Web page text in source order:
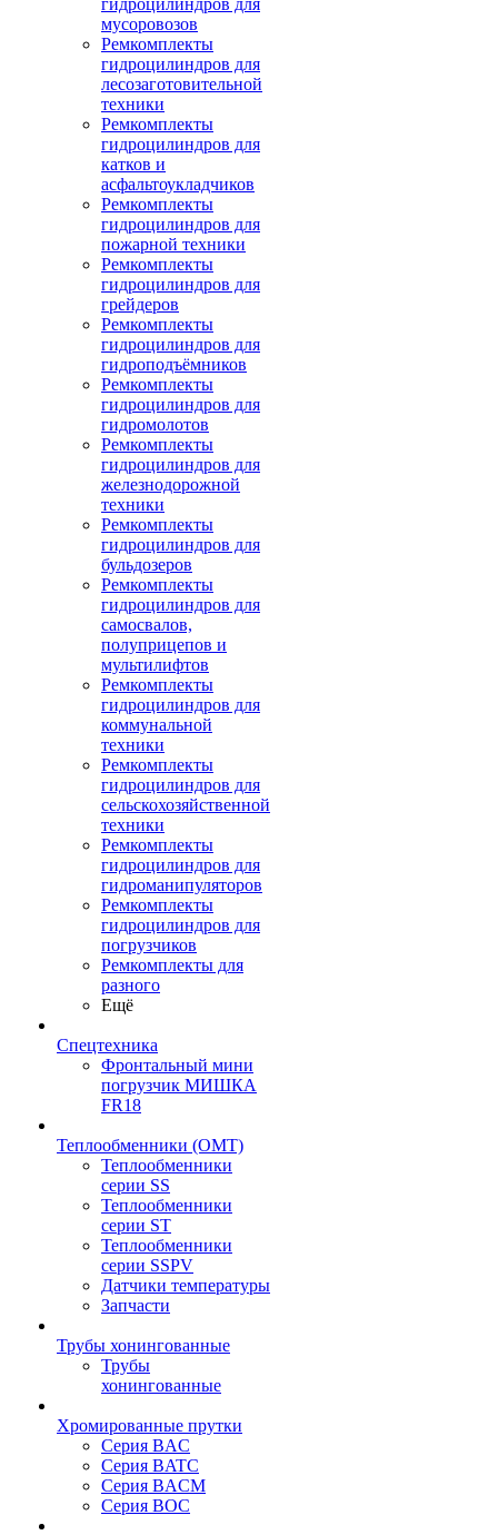
гидроцилиндров для
мусоровозов
Ремкомплекты
гидроцилиндров для
лесозаготовительной
техники
Ремкомплекты
гидроцилиндров для
катков и
асфальтоукладчиков
Ремкомплекты
гидроцилиндров для
пожарной техники
Ремкомплекты
гидроцилиндров для
грейдеров
Ремкомплекты
гидроцилиндров для
гидроподъёмников
Ремкомплекты
гидроцилиндров для
гидромолотов
Ремкомплекты
гидроцилиндров для
железнодорожной
техники
Ремкомплекты
гидроцилиндров для
бульдозеров
Ремкомплекты
гидроцилиндров для
самосвалов,
полуприцепов и
мультилифтов
Ремкомплекты
гидроцилиндров для
коммунальной
техники
Ремкомплекты
гидроцилиндров для
сельскохозяйственной
техники
Ремкомплекты
гидроцилиндров для
гидроманипуляторов
Ремкомплекты
гидроцилиндров для
погрузчиков
Ремкомплекты для
разного
Ещё
Спецтехника
Фронтальный мини
погрузчик МИШКА
FR18
Теплообменники (OMT)
Теплообменники
серии SS
Теплообменники
серии ST
Теплообменники
серии SSPV
Датчики температуры
Запчасти
Трубы хонингованные
Трубы
хонингованные
Хромированные прутки
Серия BAC
Серия BATC
Серия BACM
Серия BOC